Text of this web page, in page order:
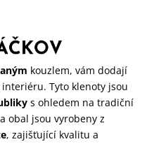
kouzlem, vám dodají
Tyto klenoty jsou
s ohledem na tradiční
obal jsou vyrobeny z
, zajišťující kvalitu a